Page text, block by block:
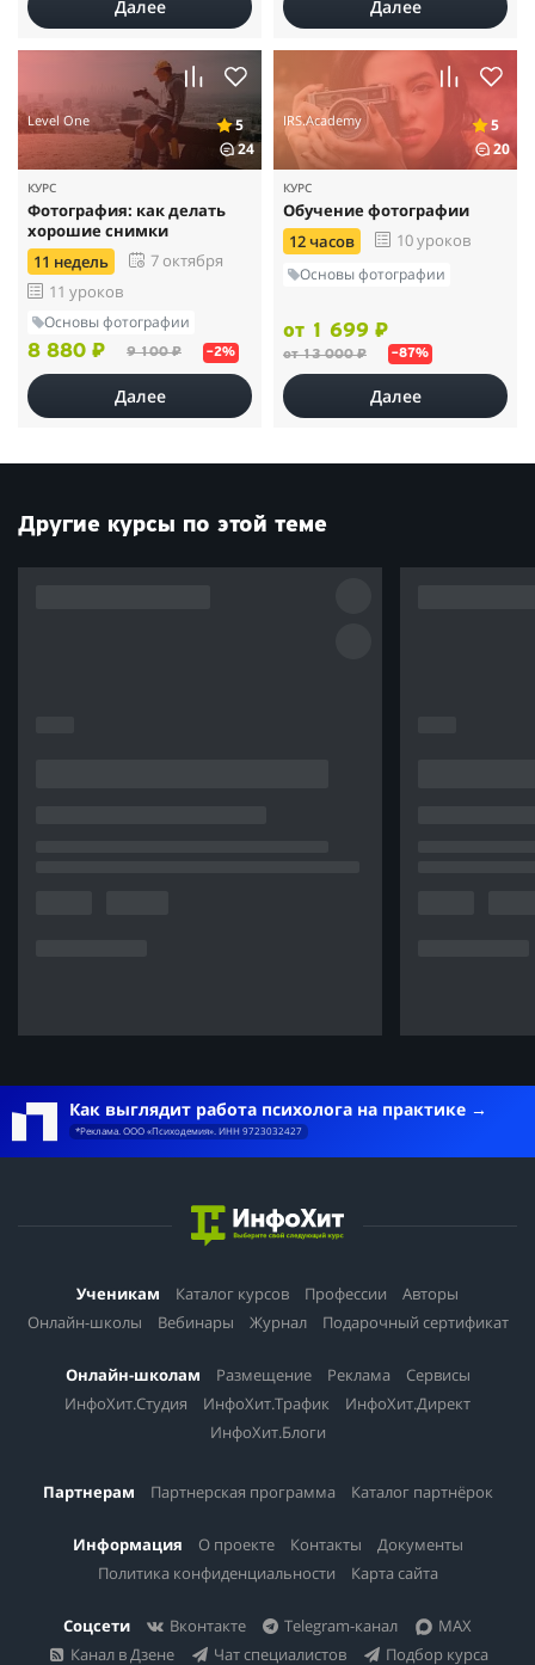
Далее Далее
Level One
5
24
КУРС
Фотография: как делать
хорошие снимки
11 недель
7 октября
11 уроков
Основы фотографии
8 880 ₽ 9 100 ₽ –2%
Далее
IRS.Academy
5
20
КУРС
Обучение фотографии
12 часов
10 уроков
Основы фотографии
от 1 699 ₽
от 13 000 ₽ –87%
Далее
Другие курсы по этой теме
Как выглядит работа психолога на практике
*Реклама. ООО «Психодемия». ИНН 9723032427
Ученикам Каталог курсов Профессии
Авторы
Онлайн-школы
Вебинары Журнал Подарочный сертификат
Онлайн-школам Размещение Реклама
Сервисы
ИнфоХит.Студия
ИнфоХит.Трафик
ИнфоХит.Директ
ИнфоХит.Блоги
Партнерам Партнерская программа Каталог партнёрок
Информация О проекте Контакты
Документы
Политика конфиденциальности
Карта сайта
Соцсети Вконтакте Telegram-канал
MAX
Канал в Дзене
Чат специалистов Подбор курса